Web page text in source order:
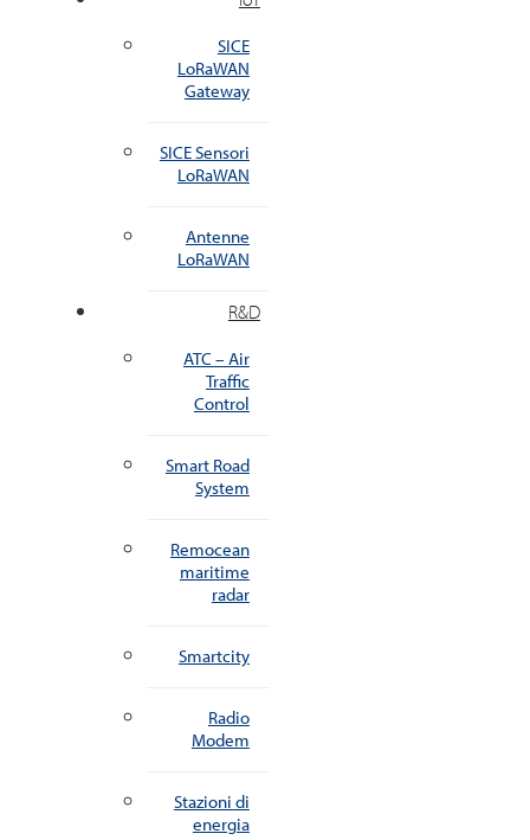
SICE
LoRaWAN
Gateway
SICE Sensori
LoRaWAN
Antenne
LoRaWAN
R&D
ATC – Air
Traffic
Control
Smart Road
System
Remocean
maritime
radar
Smartcity
Radio
Modem
Stazioni di
energia